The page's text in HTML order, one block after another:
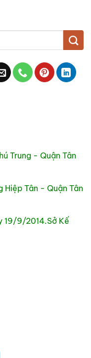
Trung - Quận Tân
Hiệp Tân - Quận Tân
19/9/2014.Sở Kế